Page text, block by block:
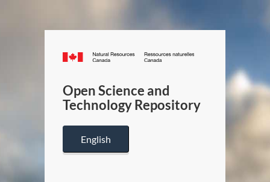
Canada.ca
/
Canada
Open Science and
Technology Repository
English